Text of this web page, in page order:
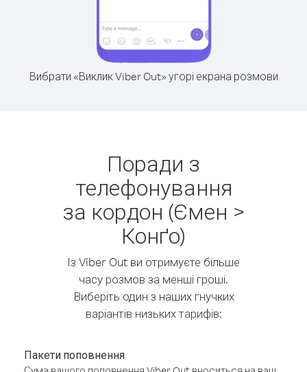
Вибрати «Виклик Viber Out» угорі екрана розмови
Поради з
телефонування
за кордон (Ємен >
Конґо)
Із Viber Out ви отримуєте більше
часу розмов за менші гроші.
Виберіть один з наших гнучких
варіантів низьких тарифів:
Пакети поповнення